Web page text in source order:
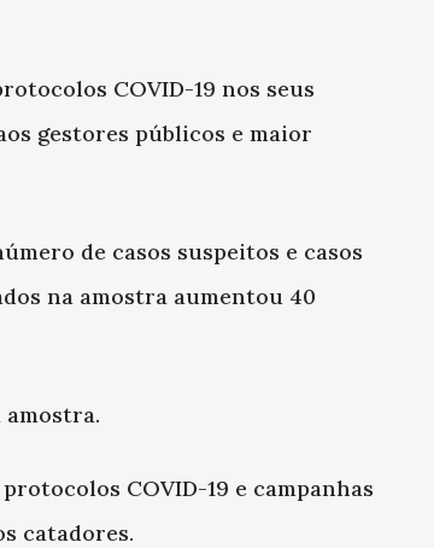
COVID-19 nos seus
gestores públicos e maior
de casos suspeitos e casos
na amostra aumentou 40
COVID-19 e campanhas
catadores.